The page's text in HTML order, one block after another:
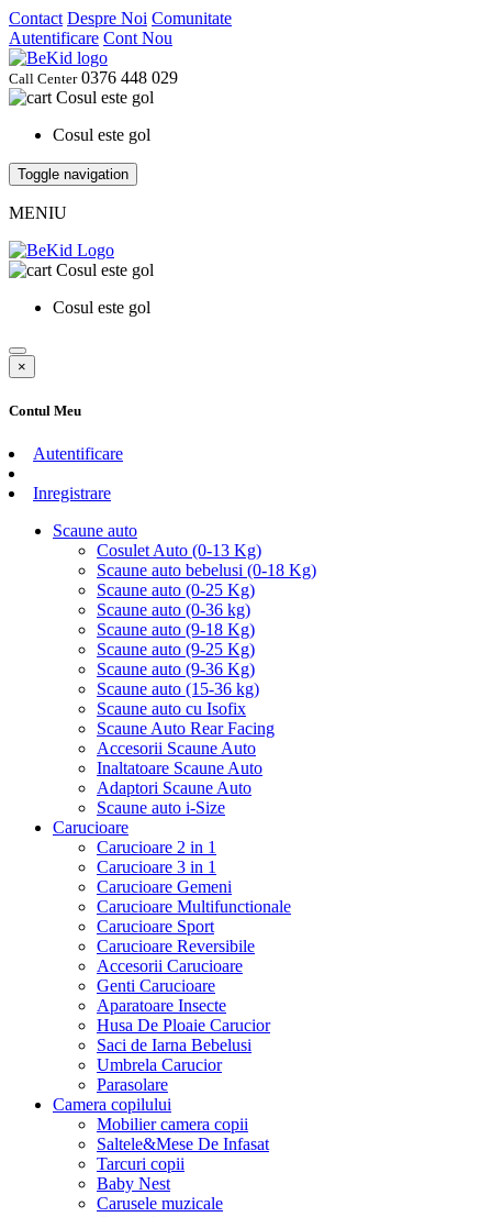
Contact Despre Noi Comunitate
Autentificare Cont Nou
Call Center0376 448 029
Cosul este gol
Cosul este gol
Toggle navigation
MENIU
Cosul este gol
Cosul este gol
×
Contul Meu
Autentificare
Inregistrare
Scaune auto
Cosulet Auto (0-13 Kg)
Scaune auto bebelusi (0-18 Kg)
Scaune auto (0-25 Kg)
Scaune auto (0-36 kg)
Scaune auto (9-18 Kg)
Scaune auto (9-25 Kg)
Scaune auto (9-36 Kg)
Scaune auto (15-36 kg)
Scaune auto cu Isofix
Scaune Auto Rear Facing
Accesorii Scaune Auto
Inaltatoare Scaune Auto
Adaptori Scaune Auto
Scaune auto i-Size
Carucioare
Carucioare 2 in 1
Carucioare 3 in 1
Carucioare Gemeni
Carucioare Multifunctionale
Carucioare Sport
Carucioare Reversibile
Accesorii Carucioare
Genti Carucioare
Aparatoare Insecte
Husa De Ploaie Carucior
Saci de Iarna Bebelusi
Umbrela Carucior
Parasolare
Camera copilului
Mobilier camera copii
Saltele&Mese De Infasat
Tarcuri copii
Baby Nest
Carusele muzicale